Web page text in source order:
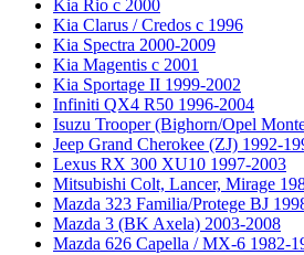
Kia Rio с 2000
Kia Clarus / Credos с 1996
Kia Spectra 2000-2009
Kia Magentis с 2001
Kia Sportage II 1999-2002
Infiniti QX4 R50 1996-2004
Isuzu Trooper (Bighorn/Opel
Jeep Grand Cherokee (ZJ) 1992-
Lexus RX 300 XU10 1997-2003
Mitsubishi Colt, Lancer, Mirage
Mazda 323 Familia/Protege BJ
Mazda 3 (BK Axela) 2003-2008
Mazda 626 Capella / MX-6 1982-